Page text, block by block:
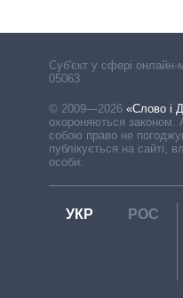
Cуб'єкт у сфері онлайн-
05063
© 2009—2026 «Слово і
охороняються законом.
собою право не
публікується на сайті,
особи.
УКР РОС